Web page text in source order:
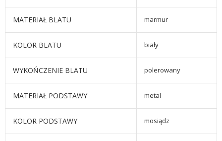
MATERIAŁ BLATU marmur
KOLOR BLATU biały
WYKOŃCZENIE BLATU polerowany
MATERIAŁ PODSTAWY metal
KOLOR PODSTAWY mosiądz